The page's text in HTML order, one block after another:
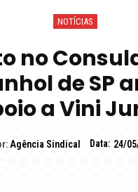
NOTÍCIAS
no
de SP
a Vini
Agência Sindical Data: 24/